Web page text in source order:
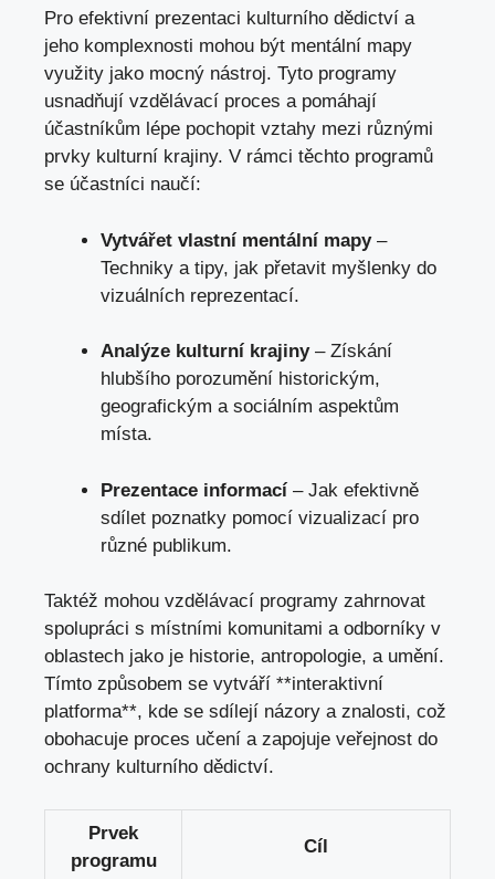
Pro efektivní prezentaci kulturního dědictví a
jeho komplexnosti mohou být mentální mapy
využity jako mocný nástroj. Tyto programy
usnadňují vzdělávací proces a pomáhají
účastníkům lépe pochopit vztahy mezi různými
prvky kulturní krajiny. V rámci těchto programů
se účastníci naučí:
Vytvářet vlastní mentální mapy–
Techniky a tipy, jak přetavit myšlenky do
vizuálních reprezentací.
Analýze kulturní krajiny– Získání
hlubšího porozumění historickým,
geografickým a sociálním aspektům
místa.
Prezentace informací – Jak efektivně
sdílet poznatky pomocí vizualizací pro
různé publikum.
Taktéž mohou vzdělávací programy zahrnovat
spolupráci s místními komunitami a odborníky v
oblastech jako je historie, antropologie, a umění.
Tímto způsobem se vytváří **interaktivní
platforma**, kde se sdílejí názory a znalosti, což
obohacuje proces učení a zapojuje veřejnost do
ochrany kulturního dědictví.
Prvek
programu
Cíl